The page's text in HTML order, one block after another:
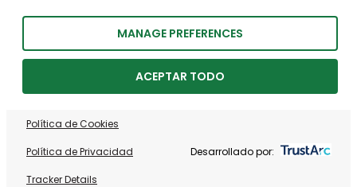
MANAGE PREFERENCES
ACEPTAR TODO
Política de Cookies
Política de Privacidad
Tracker Details
Desarrollado por: